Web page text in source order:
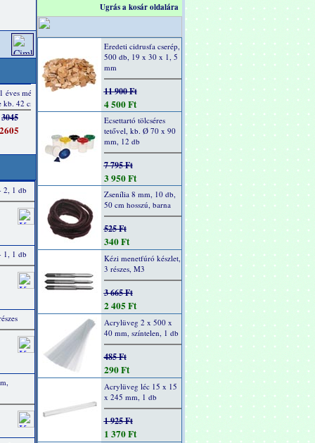
2, 1 db
1, 1 db
Ugrás a kosár oldalára
Eredeti cidrusfa cserép,
500 db, 19 x 30 x 1, 5
mm
11 900 Ft
4 500 Ft
Ecsettartó tölcséres
tetővel, kb. Ø 70 x 90
mm, 12 db
7 795 Ft
3 950 Ft
Zsenília 8 mm, 10 db,
50 cm hosszú, barna
525 Ft
340 Ft
Kézi menetfúró készlet,
3 részes, M3
3 665 Ft
2 405 Ft
Acrylüveg 2 x 500 x
40 mm, színtelen, 1 db
485 Ft
290 Ft
Acrylüveg léc 15 x 15
x 245 mm, 1 db
1 925 Ft
1 370 Ft